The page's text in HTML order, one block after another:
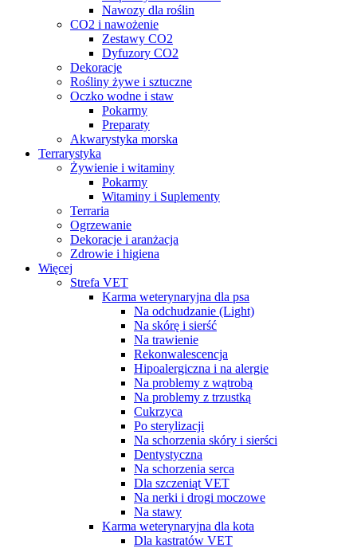
Nawozy dla roślin
CO2 i nawożenie
Zestawy CO2
Dyfuzory CO2
Dekoracje
Rośliny żywe i sztuczne
Oczko wodne i staw
Pokarmy
Preparaty
Akwarystyka morska
Terrarystyka
Żywienie i witaminy
Pokarmy
Witaminy i Suplementy
Terraria
Ogrzewanie
Dekoracje i aranżacja
Zdrowie i higiena
Więcej
Strefa VET
Karma weterynaryjna dla psa
Na odchudzanie (Light)
Na skórę i sierść
Na trawienie
Rekonwalescencja
Hipoalergiczna i na alergie
Na problemy z wątrobą
Na problemy z trzustką
Cukrzyca
Po sterylizacji
Na schorzenia skóry i sierści
Dentystyczna
Na schorzenia serca
Dla szczeniąt VET
Na nerki i drogi moczowe
Na stawy
Karma weterynaryjna dla kota
Dla kastratów VET